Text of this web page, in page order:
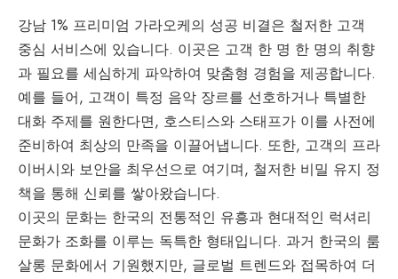
강남 1% 프리미엄 가라오케의 성공 비결은 철저한 고객
중심 서비스에 있습니다. 이곳은 고객 한 명 한 명의 취향
과 필요를 세심하게 파악하여 맞춤형 경험을 제공합니다.
예를 들어, 고객이 특정 음악 장르를 선호하거나 특별한
대화 주제를 원한다면, 호스티스와 스태프가 이를 사전에
준비하여 최상의 만족을 이끌어냅니다. 또한, 고객의 프라
이버시와 보안을 최우선으로 여기며, 철저한 비밀 유지 정
책을 통해 신뢰를 쌓아왔습니다.
이곳의 문화는 한국의 전통적인 유흥과 현대적인 럭셔리
문화가 조화를 이루는 독특한 형태입니다. 과거 한국의 룸
살롱 문화에서 기원했지만, 글로벌 트렌드와 접목하여 더